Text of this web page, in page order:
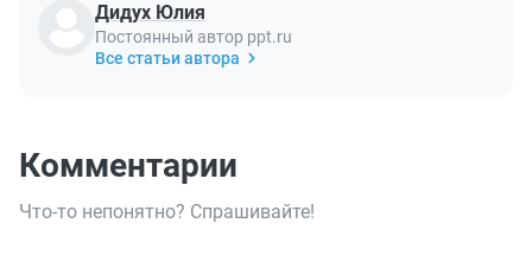
Дидух Юлия
Постоянный автор ppt.ru
Все статьи автора
Комментарии
Что-то непонятно? Спрашивайте!